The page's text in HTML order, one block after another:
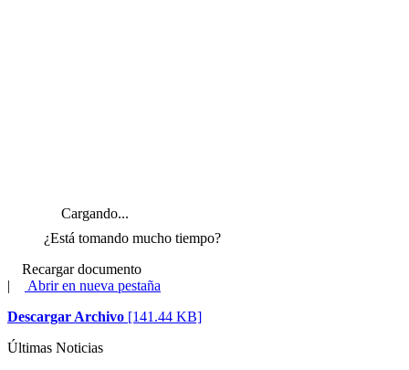
Cargando...
¿Está tomando mucho tiempo?
Recargar documento
|
Abrir en nueva pestaña
Descargar Archivo [141.44 KB]
Últimas Noticias